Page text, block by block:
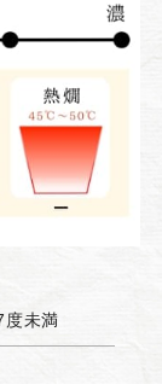
度未満